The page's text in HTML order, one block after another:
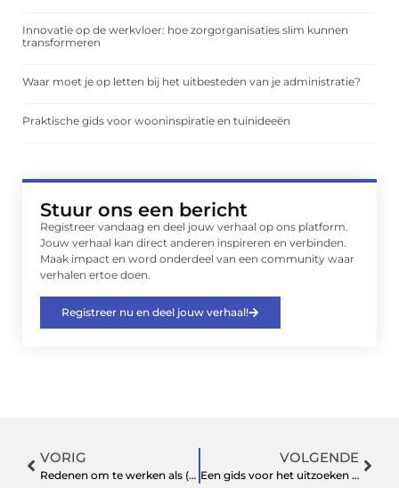
Innovatie op de werkvloer: hoe zorgorganisaties slim kunnen
transformeren
Waar moet je op letten bij het uitbesteden van je administratie?
Praktische gids voor wooninspiratie en tuinideeën
Stuur ons een bericht
Registreer vandaag en deel jouw verhaal op ons platform.
Jouw verhaal kan direct anderen inspireren en verbinden.
Maak impact en word onderdeel van een community waar
verhalen ertoe doen.
Registreer nu en deel jouw verhaal!
VORIG
Redenen om te werken als (proces) operator
VOLGENDE
Een gids voor het uitzoeken van de perfecte bloemen voor je huis